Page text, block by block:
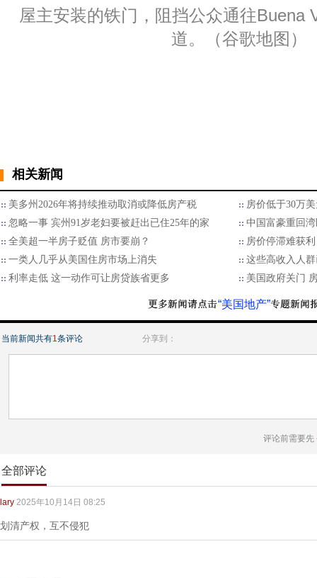
屋主安装的铁门，阻挡公众通往Buena
道。（谷歌地图）
相关新闻
美多州2026年将持续推动取消或降低房产税
房价低于30万
忽略一事 宾州91岁老妇要被赶出已住25年的家
中国富豪重回
全美超一半房子贬值 房市要崩？
房价停滞难获
一类人几乎从美国住房市场上消失
这些高收入人
利率走低 这一动作可让房贷族省更多
美国政府关门
“美国地产”
当前新闻共有1条评论 分享到：
评论前需要先
全部评论
lary 2025年10月14日 08:25
划清产权，互不侵犯